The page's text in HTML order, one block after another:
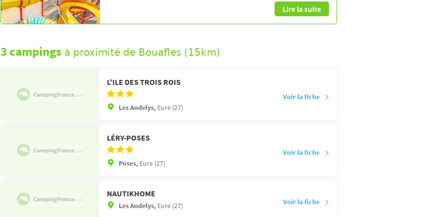
Lire la suite
3 campings à proximité de Bouafles (15km)
L'ILE DES TROIS ROIS
Les Andelys, Eure (27)
Voir la fiche
LÉRY-POSES
Poses, Eure (27)
Voir la fiche
NAUTIKHOME
Les Andelys, Eure (27) Voir la fiche